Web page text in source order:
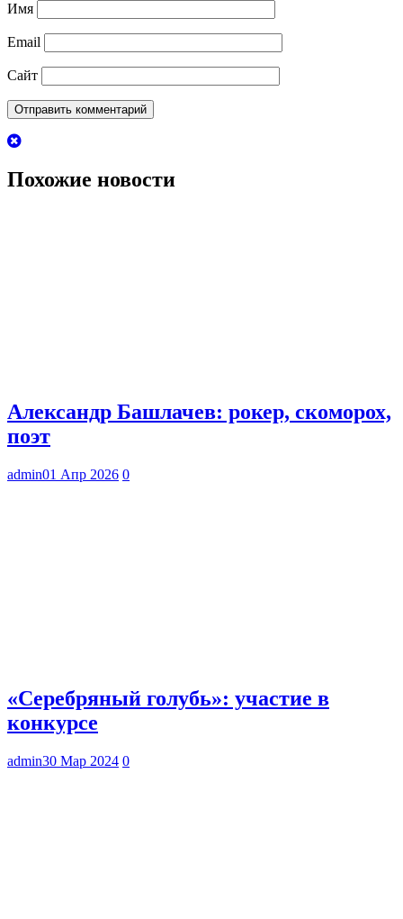
Имя
Email
Сайт
Похожие новости
Александр Башлачев: рокер, скоморох,
поэт
admin01 Апр 2026 0
«Серебряный голубь»: участие в
конкурсе
admin30 Мар 2024 0